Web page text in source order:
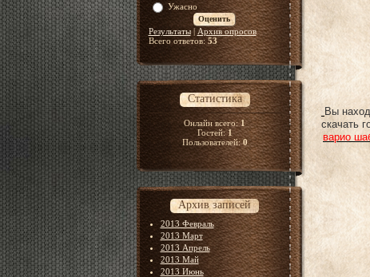
Ужасно
Результаты| Архив опросов
Всего ответов:53
Статистика
Онлайн всего:1
Гостей:1
Пользователей:0
Архив записей
2013 Февраль
2013 Март
2013 Апрель
2013 Май
2013 Июнь
Вы
скачать
варио